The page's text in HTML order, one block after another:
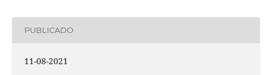
PUBLICADO
11-08-2021